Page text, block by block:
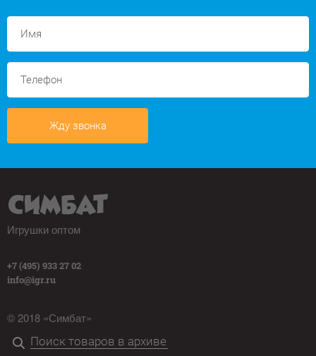
Жду звонка
Игрушки оптом
+7 (495) 933 27 02
info@igr.ru
© 2018 «Симбат»